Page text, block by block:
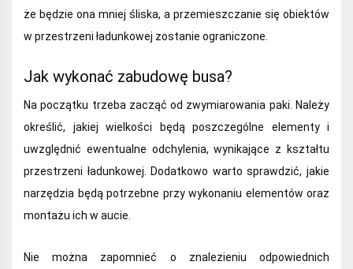
że będzie ona mniej śliska, a przemieszczanie się obiektów
w przestrzeni ładunkowej zostanie ograniczone.
Jak wykonać zabudowę busa?
Na początku trzeba zacząć od zwymiarowania paki. Należy
określić, jakiej wielkości będą poszczególne elementy i
uwzględnić ewentualne odchylenia, wynikające z kształtu
przestrzeni ładunkowej. Dodatkowo warto sprawdzić, jakie
narzędzia będą potrzebne przy wykonaniu elementów oraz
montażu ich w aucie.
Nie można zapomnieć o znalezieniu odpowiednich